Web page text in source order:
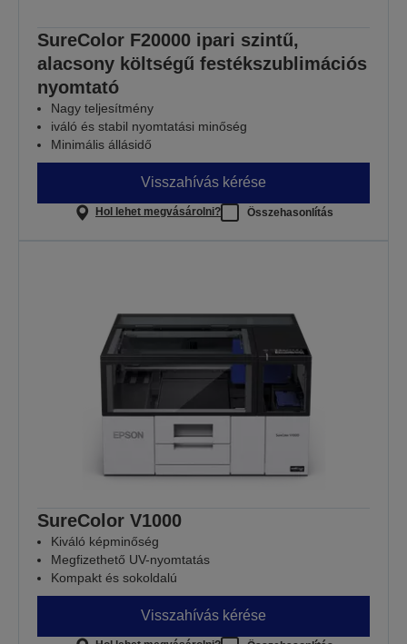
SureColor F20000 ipari szintű,
alacsony költségű festékszublimációs
nyomtató
Nagy teljesítmény
iváló és stabil nyomtatási minőség
Minimális állásidő
Visszahívás kérése
Hol lehet megvásárolni? Összehasonlítás
SureColor V1000
Kiváló képminőség
Megfizethető UV-nyomtatás
Kompakt és sokoldalú
Visszahívás kérése